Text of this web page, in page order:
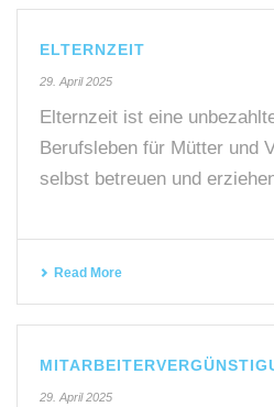
ELTERNZEIT
29. April 2025
Elternzeit ist eine
Berufsleben für Mütter und
selbst betreuen und
Read More
29. April 2025